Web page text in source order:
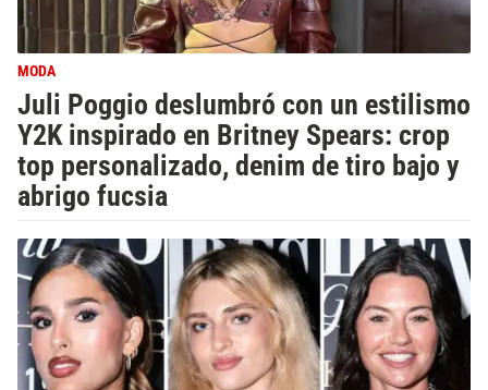
MODA
Juli Poggio deslumbró con un estilismo
Y2K inspirado en Britney Spears: crop
top personalizado, denim de tiro bajo y
abrigo fucsia